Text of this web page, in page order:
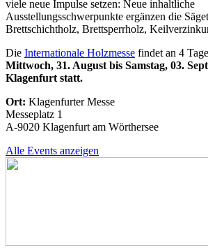
viele neue Impulse setzen: Neue inhaltliche
Ausstellungsschwerpunkte ergänzen die
Brettschichtholz, Brettsperrholz,
Die Internationale Holzmesse findet an 4
Mittwoch, 31. August bis Samstag, 03.
Klagenfurt statt.
Ort: Klagenfurter Messe
Messeplatz 1
A-9020 Klagenfurt am Wörthersee
Alle Events anzeigen